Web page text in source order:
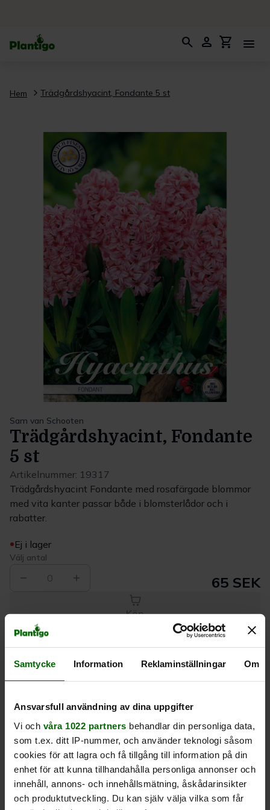
Samtycke Information Reklaminställningar Om
Ansvarsfull användning av dina uppgifter
Vi och våra 1022 partners behandlar din personliga data,
som t.ex. ditt IP-nummer, och använder teknologi såsom
cookies för att lagra och få tillgång till information på din
enhet för att kunna tillhandahålla personliga annonser och
innehåll, annons- och innehållsmätning, åskådarinsikter
och produktutveckling. Du kan själv välja vilka som får
search person shopping_cart menu
Hem Trädgårdshyacint, Fondante 5 st
Sam van Schooten
Trädgårdshyacint, Fondante
5 st
Artikelnummer: 19317
Trädgårdshyacint Fondante med rosafärgade blommor
med vita kanter passar både i blomsterlådor och i
rabatter.
Ej i lager
Välj antal
0 65 SEK
Köp
Leverans 1-
3 dagar
Kvalitet till
rätt pris
Eget lager allt i
en leverans